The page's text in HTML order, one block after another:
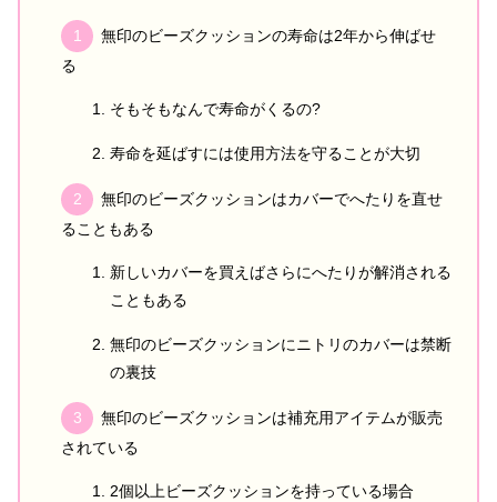
無印のビーズクッションの寿命は2年から伸ばせ
る
そもそもなんで寿命がくるの?
寿命を延ばすには使用方法を守ることが大切
無印のビーズクッションはカバーでへたりを直せ
ることもある
新しいカバーを買えばさらにへたりが解消される
こともある
無印のビーズクッションにニトリのカバーは禁断
の裏技
無印のビーズクッションは補充用アイテムが販売
されている
2個以上ビーズクッションを持っている場合